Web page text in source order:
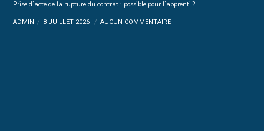
Prise d’acte de la rupture du contrat : possible pour l’apprenti ?
ADMIN 8 JUILLET 2026 AUCUN COMMENTAIRE